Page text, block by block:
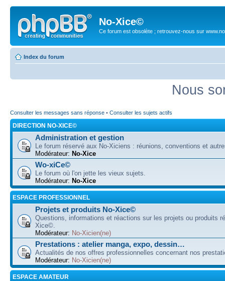
No-Xice©
Ce forum est obsolète ; retrouvez-nous sur
Index du forum
Nous
Consulter les messages sans réponse • Consulter les sujets actifs
DIRECTION NO-XICE©
Administration et gestion
Le forum réservé aux No-Xiciens : réunions, conventions et
Modérateur: No-Xice
Wo-xiCe©
Le forum où l'on jette les vieux sujets.
Modérateur: No-Xice
ESPACE PROFESSIONNEL
Projets et produits No-Xice©
Questions, informations et réactions sur les projets ou produits
Xice©.
Modérateur: No-Xicien(ne)
Prestations : atelier manga, expo, dessin…
Actualités de nos offres professionnelles concernant nos
Modérateur: No-Xicien(ne)
ESPACE AMATEUR